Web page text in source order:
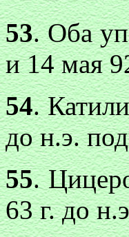
53. Оба
и 14 мая
54.
до н.э.
55.
63 г. до